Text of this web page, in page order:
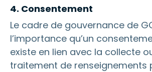
4. Consentement
Le cadre de gouvernance de
l’importance qu’un
existe en lien avec la collecte
traitement de renseignements